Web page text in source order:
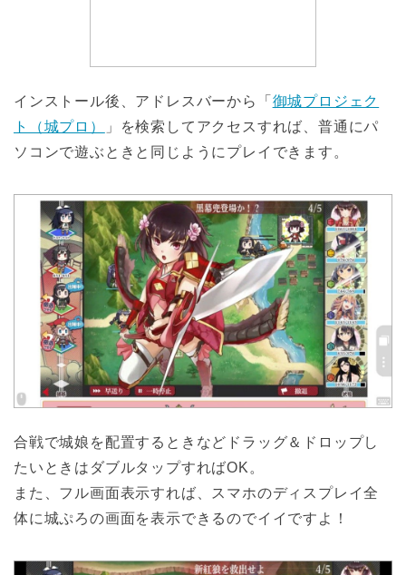
インストール後、アドレスバーから「 御城プロジェク
ト（城プロ）
」を検索してアクセスすれば、普通にパ
ソコンで遊ぶときと同じようにプレイできます。
合戦で城娘を配置するときなどドラッグ＆ドロップし
たいときはダブルタップすればOK。
また、フル画面表示すれば、スマホのディスプレイ全
体に城ぷろの画面を表示できるのでイイですよ！